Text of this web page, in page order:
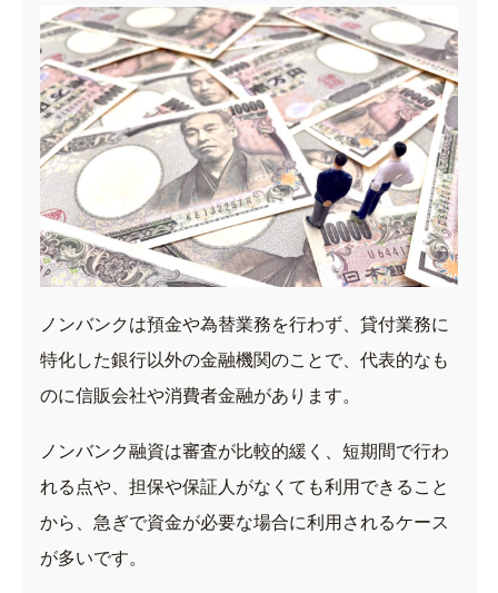
ノンバンクは預金や為替業務を行わず、貸付業務に
特化した銀行以外の金融機関のことで、代表的なも
のに信販会社や消費者金融があります。
ノンバンク融資は審査が比較的緩く、短期間で行わ
れる点や、担保や保証人がなくても利用できること
から、急ぎで資金が必要な場合に利用されるケース
が多いです。